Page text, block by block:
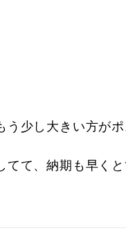
少し大きい方が
て、納期も早くと